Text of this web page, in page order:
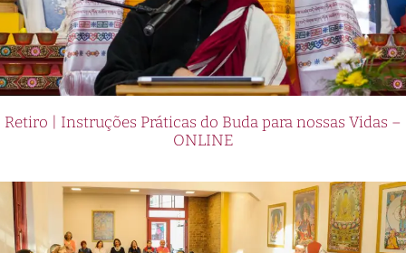
Retiro | Instruções Práticas do Buda para nossas Vidas –
ONLINE